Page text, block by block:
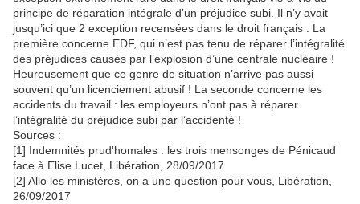
principe de réparation intégrale d’un préjudice subi. Il n’y avait
jusqu’ici que 2 exception recensées dans le droit français : La
première concerne EDF, qui n’est pas tenu de réparer l’intégralité
des préjudices causés par l’explosion d’une centrale nucléaire !
Heureusement que ce genre de situation n’arrive pas aussi
souvent qu’un licenciement abusif ! La seconde concerne les
accidents du travail : les employeurs n’ont pas à réparer
l’intégralité du préjudice subi par l’accidenté !
Sources :
[1] Indemnités prud'homales : les trois mensonges de Pénicaud
face à Elise Lucet, Libération, 28/09/2017
[2] Allo les ministères, on a une question pour vous, Libération,
26/09/2017